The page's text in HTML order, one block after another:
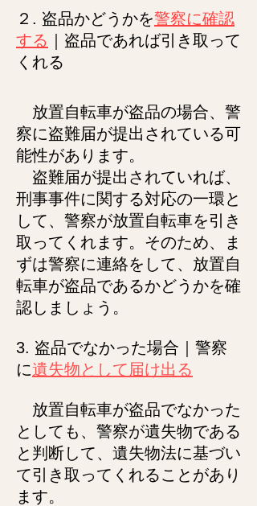
２. 盗品かどうかを警察に確認
する
盗品であれば引き取って
くれる
放置自転車が盗品の場合、警
察に盗難届が提出されている可
能性があります。
盗難届が提出されていれば、
刑事事件に関する対応の一環と
して、警察が放置自転車を引き
取ってくれます。そのため、ま
ずは警察に連絡をして、放置自
転車が盗品であるかどうかを確
認しましょう。
3. 盗品でなかった場合｜警察
に遺失物として届け出る
放置自転車が盗品でなかった
としても、警察が遺失物である
と判断して、遺失物法に基づい
て引き取ってくれることがあり
ます。